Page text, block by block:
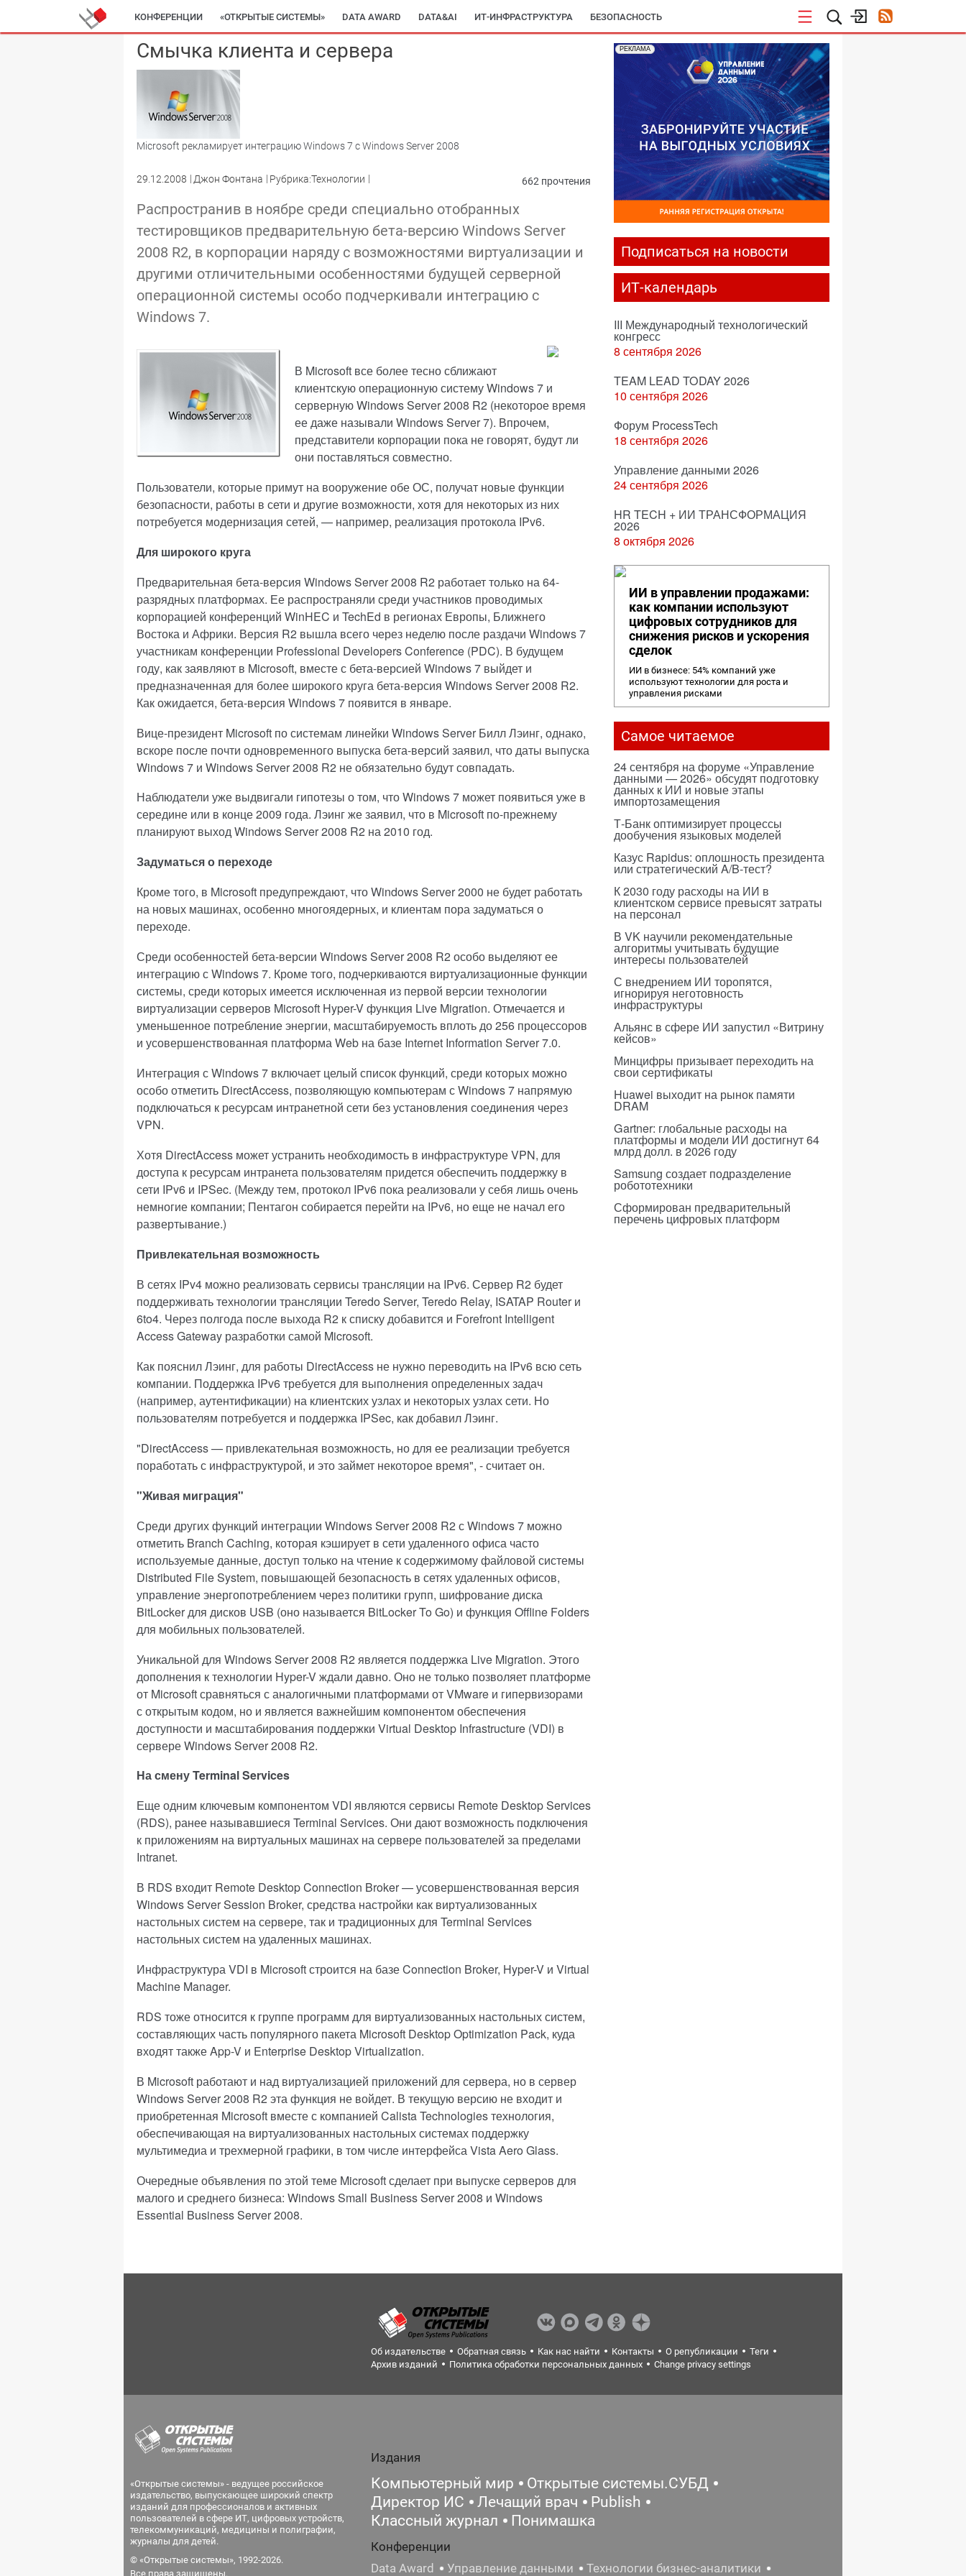
КОНФЕРЕНЦИИ «ОТКРЫТЫЕ СИСТЕМЫ» DATA AWARD DATA&AI ИТ-ИНФРАСТРУКТУРА БЕЗОПАСНОСТЬ
Смычка клиента и сервера
Microsoft рекламирует интеграцию Windows 7 с Windows Server 2008
29.12.2008 Джон Фонтана Рубрика:Технологии 662 прочтения
Распространив в ноябре среди специально отобранных
тестировщиков предварительную бета-версию Windows Server
2008 R2, в корпорации наряду с возможностями виртуализации и
другими отличительными особенностями будущей серверной
операционной системы особо подчеркивали интеграцию с
Windows 7.
В Microsoft все более тесно сближают
клиентскую операционную систему Windows 7 и
серверную Windows Server 2008 R2 (некоторое время
ее даже называли Windows Server 7). Впрочем,
представители корпорации пока не говорят, будут ли
они поставляться совместно.
Пользователи, которые примут на вооружение обе ОС, получат новые функции
безопасности, работы в сети и другие возможности, хотя для некоторых из них
потребуется модернизация сетей, — например, реализация протокола IPv6.
Для широкого круга
Предварительная бета-версия Windows Server 2008 R2 работает только на 64-
разрядных платформах. Ее распространяли среди участников проводимых
корпорацией конференций WinHEC и TechEd в регионах Европы, Ближнего
Востока и Африки. Версия R2 вышла всего через неделю после раздачи Windows 7
участникам конференции Professional Developers Conference (PDC). В будущем
году, как заявляют в Microsoft, вместе с бета-версией Windows 7 выйдет и
предназначенная для более широкого круга бета-версия Windows Server 2008 R2.
Как ожидается, бета-версия Windows 7 появится в январе.
Вице-президент Microsoft по системам линейки Windows Server Билл Лэинг, однако,
вскоре после почти одновременного выпуска бета-версий заявил, что даты выпуска
Windows 7 и Windows Server 2008 R2 не обязательно будут совпадать.
Наблюдатели уже выдвигали гипотезы о том, что Windows 7 может появиться уже в
середине или в конце 2009 года. Лэинг же заявил, что в Microsoft по-прежнему
планируют выход Windows Server 2008 R2 на 2010 год.
Задуматься о переходе
Кроме того, в Microsoft предупреждают, что Windows Server 2000 не будет работать
на новых машинах, особенно многоядерных, и клиентам пора задуматься о
переходе.
Среди особенностей бета-версии Windows Server 2008 R2 особо выделяют ее
интеграцию с Windows 7. Кроме того, подчеркиваются виртуализационные функции
системы, среди которых имеется исключенная из первой версии технологии
виртуализации серверов Microsoft Hyper-V функция Live Migration. Отмечается и
уменьшенное потребление энергии, масштабируемость вплоть до 256 процессоров
и усовершенствованная платформа Web на базе Internet Information Server 7.0.
Интеграция с Windows 7 включает целый список функций, среди которых можно
особо отметить DirectAccess, позволяющую компьютерам с Windows 7 напрямую
подключаться к ресурсам интранетной сети без установления соединения через
VPN.
Хотя DirectAccess может устранить необходимость в инфраструктуре VPN, для
доступа к ресурсам интранета пользователям придется обеспечить поддержку в
сети IPv6 и IPSec. (Между тем, протокол IPv6 пока реализовали у себя лишь очень
немногие компании; Пентагон собирается перейти на IPv6, но еще не начал его
развертывание.)
Привлекательная возможность
В сетях IPv4 можно реализовать сервисы трансляции на IPv6. Сервер R2 будет
поддерживать технологии трансляции Teredo Server, Teredo Relay, ISATAP Router и
6to4. Через полгода после выхода R2 к списку добавится и Forefront Intelligent
Access Gateway разработки самой Microsoft.
Как пояснил Лэинг, для работы DirectAccess не нужно переводить на IPv6 всю сеть
компании. Поддержка IPv6 требуется для выполнения определенных задач
(например, аутентификации) на клиентских узлах и некоторых узлах сети. Но
пользователям потребуется и поддержка IPSec, как добавил Лэинг.
"DirectAccess — привлекательная возможность, но для ее реализации требуется
поработать с инфраструктурой, и это займет некоторое время", - считает он.
"Живая миграция"
Среди других функций интеграции Windows Server 2008 R2 с Windows 7 можно
отметить Branch Caching, которая кэширует в сети удаленного офиса часто
используемые данные, доступ только на чтение к содержимому файловой системы
Distributed File System, повышающей безопасность в сетях удаленных офисов,
управление энергопотреблением через политики групп, шифрование диска
BitLocker для дисков USB (оно называется BitLocker To Go) и функция Offline Folders
для мобильных пользователей.
Уникальной для Windows Server 2008 R2 является поддержка Live Migration. Этого
дополнения к технологии Hyper-V ждали давно. Оно не только позволяет платформе
от Microsoft сравняться с аналогичными платформами от VMware и гипервизорами
с открытым кодом, но и является важнейшим компонентом обеспечения
доступности и масштабирования поддержки Virtual Desktop Infrastructure (VDI) в
сервере Windows Server 2008 R2.
На смену Terminal Services
Еще одним ключевым компонентом VDI являются сервисы Remote Desktop Services
(RDS), ранее называвшиеся Terminal Services. Они дают возможность подключения
к приложениям на виртуальных машинах на сервере пользователей за пределами
Intranet.
В RDS входит Remote Desktop Connection Broker — усовершенствованная версия
Windows Server Session Broker, средства настройки как виртуализованных
настольных систем на сервере, так и традиционных для Terminal Services
настольных систем на удаленных машинах.
Инфраструктура VDI в Microsoft строится на базе Connection Broker, Hyper-V и Virtual
Machine Manager.
RDS тоже относится к группе программ для виртуализованных настольных систем,
составляющих часть популярного пакета Microsoft Desktop Optimization Pack, куда
входят также App-V и Enterprise Desktop Virtualization.
В Microsoft работают и над виртуализацией приложений для сервера, но в сервер
Windows Server 2008 R2 эта функция не войдет. В текущую версию не входит и
приобретенная Microsoft вместе с компанией Calista Technologies технология,
обеспечивающая на виртуализованных настольных системах поддержку
мультимедиа и трехмерной графики, в том числе интерфейса Vista Aero Glass.
Очередные объявления по этой теме Microsoft сделает при выпуске серверов для
малого и среднего бизнеса: Windows Small Business Server 2008 и Windows
Essential Business Server 2008.
РЕКЛАМА
Подписаться на новости
ИТ-календарь
III Международный технологический
конгресс
8 сентября 2026
TEAM LEAD TODAY 2026
10 сентября 2026
Форум ProcessTech
18 сентября 2026
Управление данными 2026
24 сентября 2026
HR TECH + ИИ ТРАНСФОРМАЦИЯ
2026
8 октября 2026
ИИ в управлении продажами:
как компании используют
цифровых сотрудников для
снижения рисков и ускорения
сделок
ИИ в бизнесе: 54% компаний уже
используют технологии для роста и
управления рисками
Самое читаемое
24 сентября на форуме «Управление
данными — 2026» обсудят подготовку
данных к ИИ и новые этапы
импортозамещения
Т-Банк оптимизирует процессы
дообучения языковых моделей
Казус Rapidus: оплошность президента
или стратегический A/B-тест?
К 2030 году расходы на ИИ в
клиентском сервисе превысят затраты
на персонал
В VK научили рекомендательные
алгоритмы учитывать будущие
интересы пользователей
С внедрением ИИ торопятся,
игнорируя неготовность
инфраструктуры
Альянс в сфере ИИ запустил «Витрину
кейсов»
Минцифры призывает переходить на
свои сертификаты
Huawei выходит на рынок памяти
DRAM
Gartner: глобальные расходы на
платформы и модели ИИ достигнут 64
млрд долл. в 2026 году
Samsung создает подразделение
робототехники
Сформирован предварительный
перечень цифровых платформ
Об издательстве Обратная связь Как нас найти Контакты О републикации
Теги
Архив изданий
Политика обработки персональных данных Change privacy settings
«Открытые системы» - ведущее российское
издательство, выпускающее широкий спектр
изданий для профессионалов и активных
пользователей в сфере ИТ, цифровых устройств,
телекоммуникаций, медицины и полиграфии,
журналы для детей.
© «Открытые системы», 1992-2026.
Все права защищены.
Издания
Компьютерный мир
Открытые системы.СУБД
Директор ИС
Лечащий врач
Publish
Классный журнал
Понимашка
Конференции
Data Award
Управление данными Технологии бизнес-аналитики